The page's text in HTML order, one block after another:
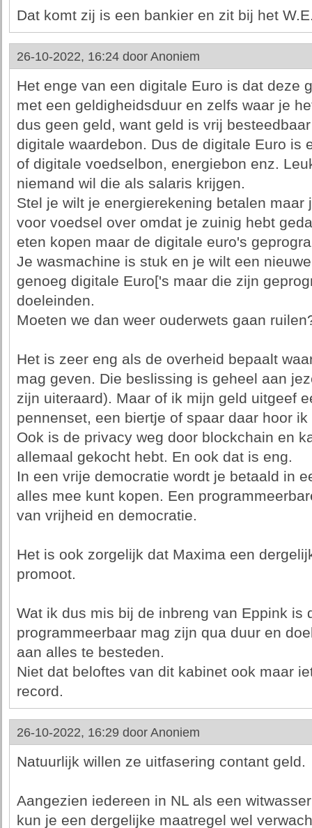
Dat komt zij is een bankier en zit bij het
26-10-2022, 16:24 door Anoniem
Het enge van een digitale Euro is dat deze
met een geldigheidsduur en zelfs waar je
dus geen geld, want geld is vrij
digitale waardebon. Dus de digitale Euro is
of digitale voedselbon, energiebon enz.
niemand wil die als salaris krijgen.
Stel je wilt je energierekening betalen
voor voedsel over omdat je zuinig hebt
eten kopen maar de digitale euro's
Je wasmachine is stuk en je wilt een
genoeg digitale Euro['s maar die zijn
doeleinden.
Moeten we dan weer ouderwets gaan
Het is zeer eng als de overheid bepaalt
mag geven. Die beslissing is geheel aan
zijn uiteraard). Maar of ik mijn geld uitgeef
pennenset, een biertje of spaar daar hoor
Ook is de privacy weg door blockchain en
allemaal gekocht hebt. En ook dat is eng.
In een vrije democratie wordt je betaald in
alles mee kunt kopen. Een
van vrijheid en democratie.
Het is ook zorgelijk dat Maxima een
promoot.
Wat ik dus mis bij de inbreng van Eppink is
programmeerbaar mag zijn qua duur en
aan alles te besteden.
Niet dat beloftes van dit kabinet ook maar
record.
26-10-2022, 16:29 door Anoniem
Natuurlijk willen ze uitfasering contant geld.
Aangezien iedereen in NL als een
kun je een dergelijke maatregel wel